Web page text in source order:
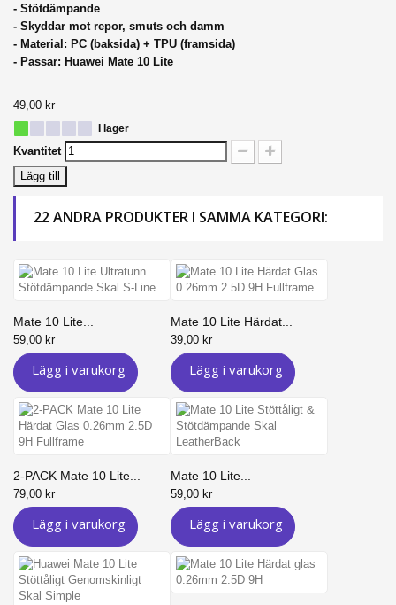
- Stötdämpande
- Skyddar mot repor, smuts och damm
- Material: PC (baksida) + TPU (framsida)
- Passar: Huawei Mate 10 Lite
49,00 kr
I lager
Kvantitet
Lägg till
22 ANDRA PRODUKTER I SAMMA KATEGORI:
Mate 10 Lite...
59,00 kr
Lägg i varukorg
Mate 10 Lite Härdat...
39,00 kr
Lägg i varukorg
2-PACK Mate 10 Lite...
79,00 kr
Lägg i varukorg
Mate 10 Lite...
59,00 kr
Lägg i varukorg